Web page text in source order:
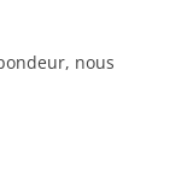
nous